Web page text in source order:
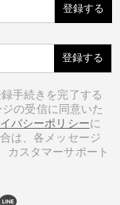
登録する
登録する
手続きを完了する
の受信に同意いた
バシーポリシーに
は、各メッセージ
カスタマーサポート